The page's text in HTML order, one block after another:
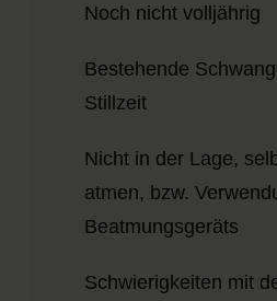
Noch nicht volljährig
Bestehende
Stillzeit
Nicht in der Lage,
atmen, bzw.
Beatmungsgeräts
Schwierigkeiten mit